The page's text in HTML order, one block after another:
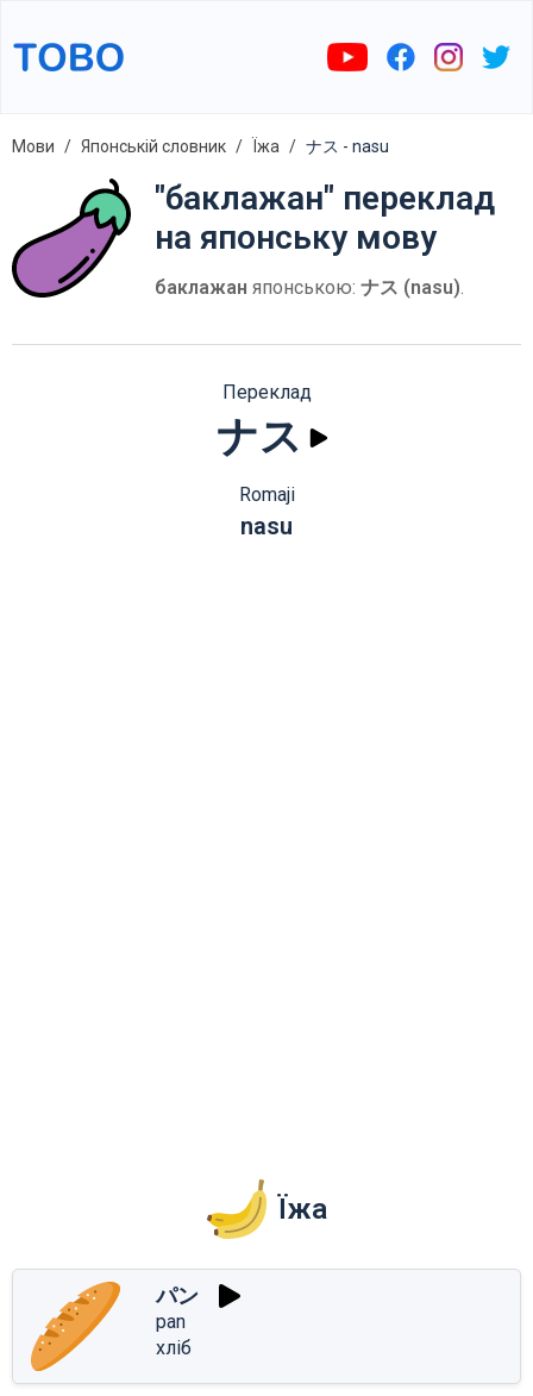
Мови Японській словник Їжа ナス - nasu
"баклажан" переклад
на японську мову
баклажан японською: ナス (nasu).
Переклад
ナス
Romaji
nasu
Їжа
パン
pan
хліб